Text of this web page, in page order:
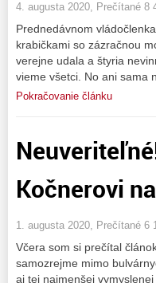
4. augusta 2020, Prečítané 8
Prednedávnom
krabičkami so zázračnou
verejne udala a štyria
vieme všetci. No ani sama
Pokračovanie článku
Kočnerovi
1. augusta 2020, Prečítané 6
Včera som si prečítal
samozrejme mimo
aj tej najmenšej